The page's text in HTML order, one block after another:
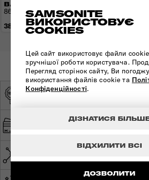
SAMSONITE
ВИКОРИСТОВУЄ
COOKIES
Цей сайт використовує файли
зручнішої роботи користувача.
Перегляд сторінок сайту, Ви
використання файлів cookie та
Конфіденційності.
ДОЗВОЛИТИ
ВІДХИЛИТИ ВСІ
ДІЗНАТИСЯ
ВАЛІЗА 86 СМ PROXIS
86x61x33 см | 3,9 кг | 147 л
38 090 грн
ОРИГІНАЛЬНА